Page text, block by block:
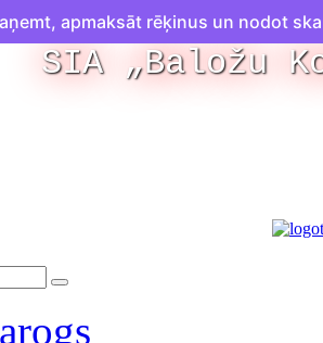
SIA „Baložu
apmaksāt rēķinus un nodot